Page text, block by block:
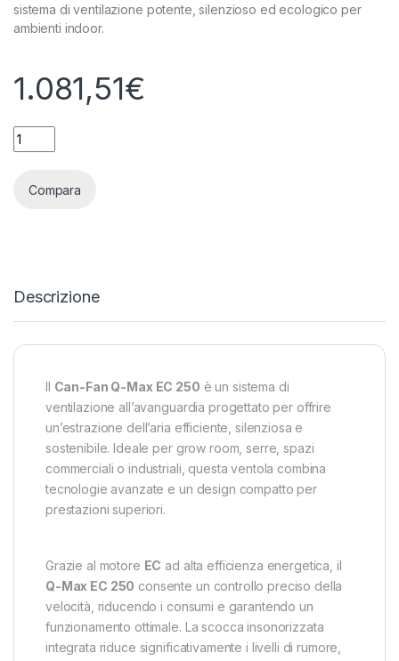
sistema di ventilazione potente, silenzioso ed ecologico per
ambienti indoor.
1.081,51€
Q-MAX EC PRO SERIES - ASPIRATORE SILENZIATO CAN-
Compara
Descrizione
Il Can-Fan Q-Max EC 250 è un sistema di
ventilazione all’avanguardia progettato per offrire
un’estrazione dell’aria efficiente, silenziosa e
sostenibile. Ideale per grow room, serre, spazi
commerciali o industriali, questa ventola combina
tecnologie avanzate e un design compatto per
prestazioni superiori.
Grazie al motore EC ad alta efficienza energetica, il
Q-Max EC 250 consente un controllo preciso della
velocità, riducendo i consumi e garantendo un
funzionamento ottimale. La scocca insonorizzata
integrata riduce significativamente i livelli di rumore,